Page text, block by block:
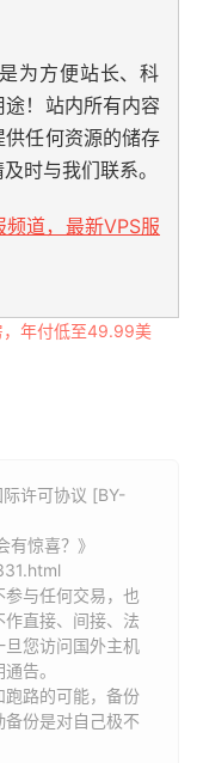
为方便站长、科
！站内所有内容
任何资源的储存
时与我们联系。
道，最新VPS服
，年付低至49.99美
许可协议 [BY-
惊喜？》
参与任何交易，也
直接、间接、法
旦您访问国外主机
告。
跑路的可能，备份
份是对自己极不